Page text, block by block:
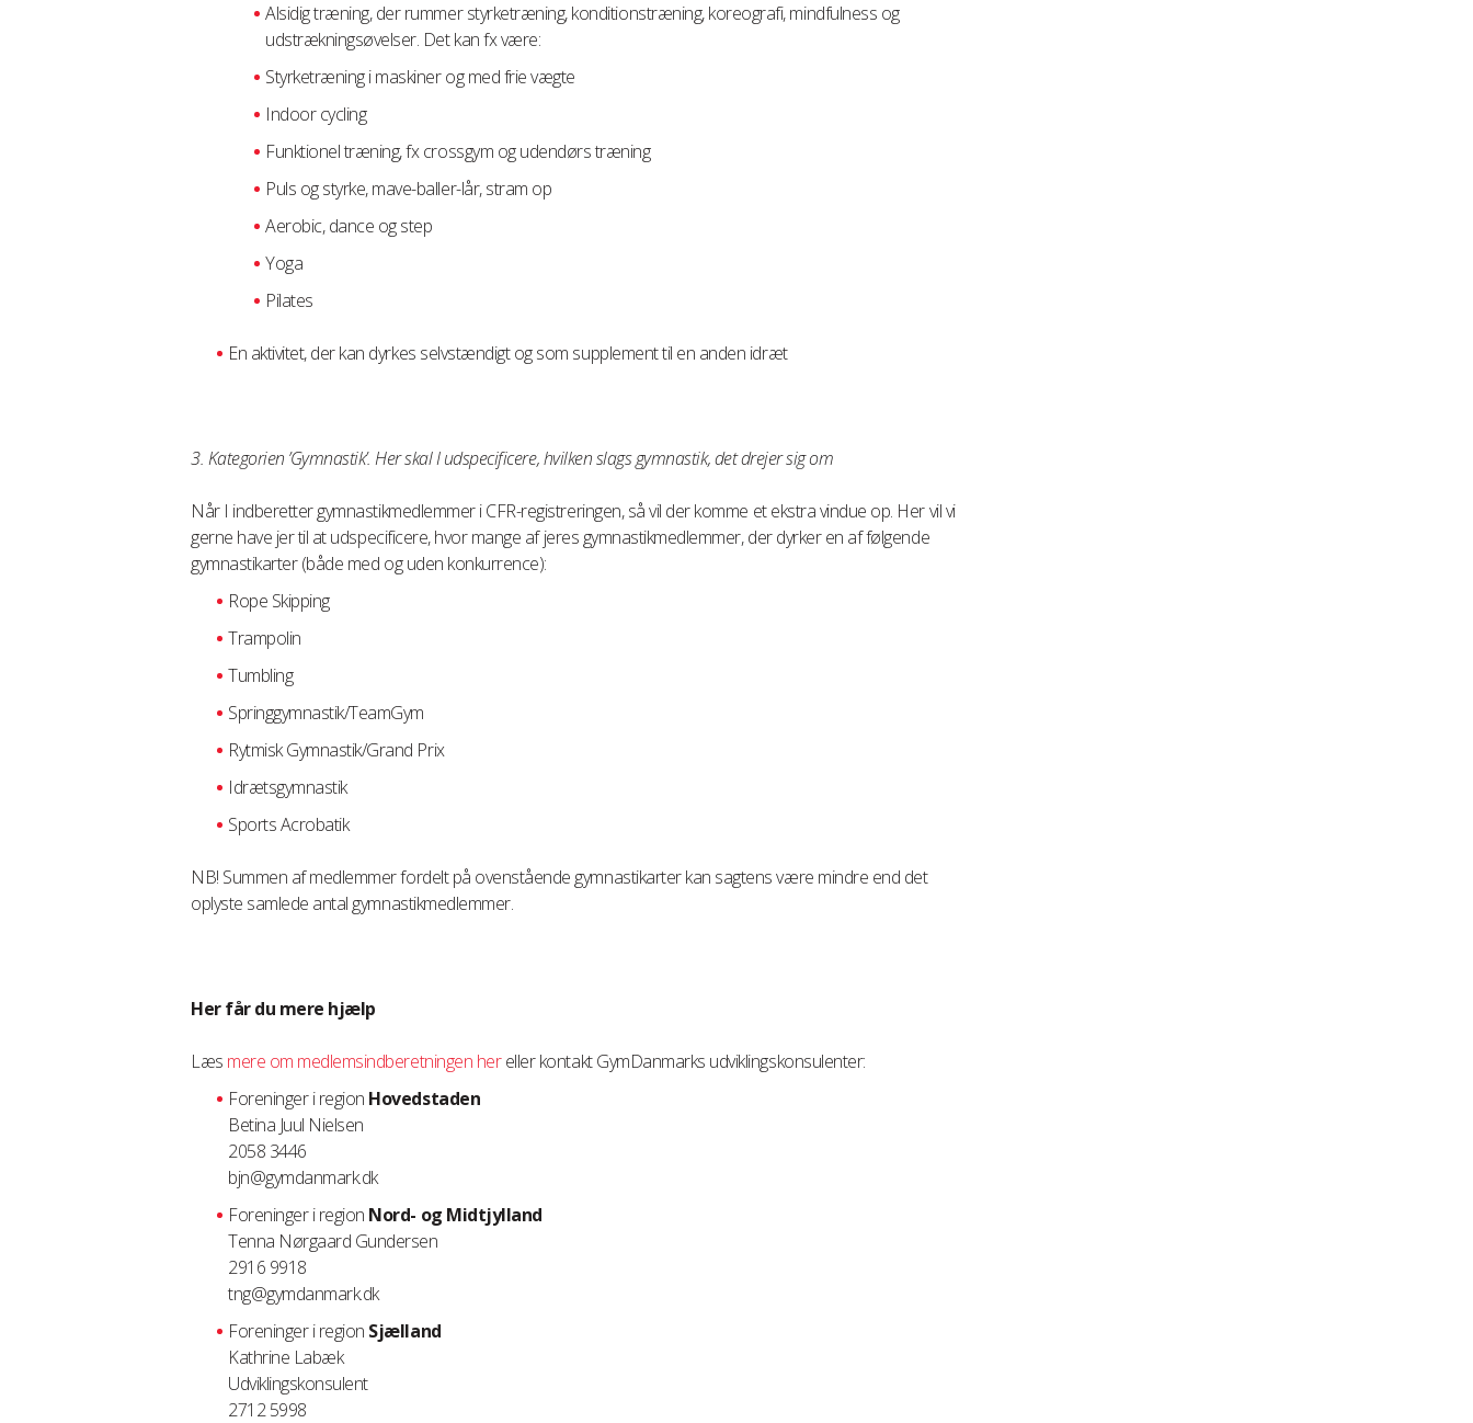
Alsidig træning, der rummer styrketræning, konditionstræning, koreografi, mindfulness og
udstrækningsøvelser. Det kan fx være:
Styrketræning i maskiner og med frie vægte
Indoor cycling
Funktionel træning, fx crossgym og udendørs træning
Puls og styrke, mave-baller-lår, stram op
Aerobic, dance og step
Yoga
Pilates
En aktivitet, der kan dyrkes selvstændigt og som supplement til en anden idræt
3. Kategorien ’Gymnastik’. Her skal I udspecificere, hvilken slags gymnastik, det drejer sig om
Når I indberetter gymnastikmedlemmer i CFR-registreringen, så vil der komme et ekstra vindue op. Her vil vi
gerne have jer til at udspecificere, hvor mange af jeres gymnastikmedlemmer, der dyrker en af følgende
gymnastikarter (både med og uden konkurrence):
Rope Skipping
Trampolin
Tumbling
Springgymnastik/TeamGym
Rytmisk Gymnastik/Grand Prix
Idrætsgymnastik
Sports Acrobatik
NB! Summen af medlemmer fordelt på ovenstående gymnastikarter kan sagtens være mindre end det
oplyste samlede antal gymnastikmedlemmer.
Her får du mere hjælp
Læs mere om medlemsindberetningen hereller kontakt GymDanmarks udviklingskonsulenter:
Foreninger i region Hovedstaden
Betina Juul Nielsen
2058 3446
bjn@gymdanmark.dk
Foreninger i region Nord- og Midtjylland
Tenna Nørgaard Gundersen
2916 9918
tng@gymdanmark.dk
Foreninger i region Sjælland
Kathrine Labæk
Udviklingskonsulent
2712 5998